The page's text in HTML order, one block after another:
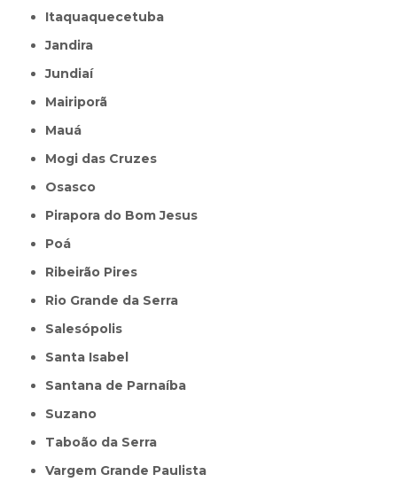
Itaquaquecetuba
Jandira
Jundiaí
Mairiporã
Mauá
Mogi das Cruzes
Osasco
Pirapora do Bom Jesus
Poá
Ribeirão Pires
Rio Grande da Serra
Salesópolis
Santa Isabel
Santana de Parnaíba
Suzano
Taboão da Serra
Vargem Grande Paulista